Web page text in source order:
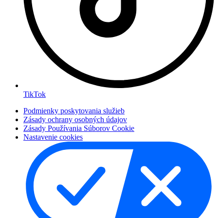
TikTok
Podmienky poskytovania služieb
Zásady ochrany osobných údajov
Zásady Používania Súborov Cookie
Nastavenie cookies